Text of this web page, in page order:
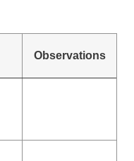
Observations